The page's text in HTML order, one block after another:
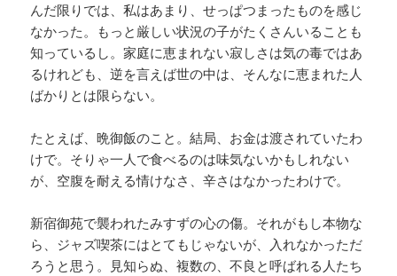
んだ限りでは、私はあまり、せっぱつまったものを感じ
なかった。もっと厳しい状況の子がたくさんいることも
知っているし。家庭に恵まれない寂しさは気の毒ではあ
るけれども、逆を言えば世の中は、そんなに恵まれた人
ばかりとは限らない。
たとえば、晩御飯のこと。結局、お金は渡されていたわ
けで。そりゃ一人で食べるのは味気ないかもしれない
が、空腹を耐える情けなさ、辛さはなかったわけで。
新宿御苑で襲われたみすずの心の傷。それがもし本物な
ら、ジャズ喫茶にはとてもじゃないが、入れなかっただ
ろうと思う。見知らぬ、複数の、不良と呼ばれる人たち